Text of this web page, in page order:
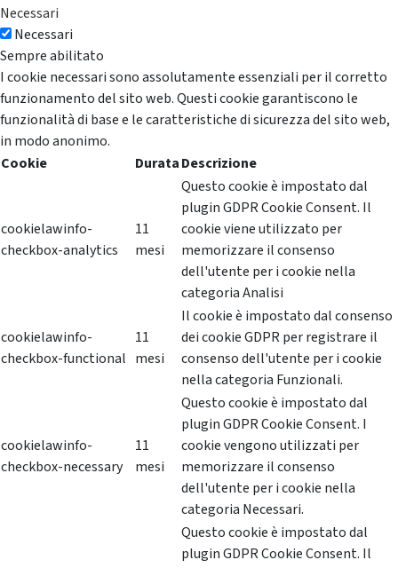
Necessari
Necessari
Sempre abilitato
I cookie necessari sono assolutamente essenziali per il corretto
funzionamento del sito web. Questi cookie garantiscono le
funzionalità di base e le caratteristiche di sicurezza del sito web,
in modo anonimo.
Cookie
DurataDescrizione
cookielawinfo-
checkbox-analytics
11
mesi
Questo cookie è impostato dal
plugin GDPR Cookie Consent. Il
cookie viene utilizzato per
memorizzare il consenso
dell'utente per i cookie nella
categoria Analisi
cookielawinfo-
checkbox-functional
11
mesi
Il cookie è impostato dal consenso
dei cookie GDPR per registrare il
consenso dell'utente per i cookie
nella categoria Funzionali.
cookielawinfo-
checkbox-necessary
11
mesi
Questo cookie è impostato dal
plugin GDPR Cookie Consent. I
cookie vengono utilizzati per
memorizzare il consenso
dell'utente per i cookie nella
categoria Necessari.
Questo cookie è impostato dal
plugin GDPR Cookie Consent. Il